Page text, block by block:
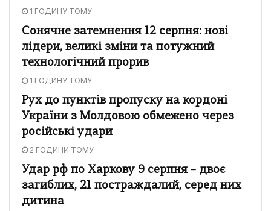
1 ГОДИНУ ТОМУ
Сонячне затемнення 12 серпня: нові
лідери, великі зміни та потужний
технологічний прорив
1 ГОДИНУ ТОМУ
Рух до пунктів пропуску на кордоні
України з Молдовою обмежено через
російські удари
2 ГОДИНИ ТОМУ
Удар рф по Харкову 9 серпня – двоє
загиблих, 21 постраждалий, серед них
дитина